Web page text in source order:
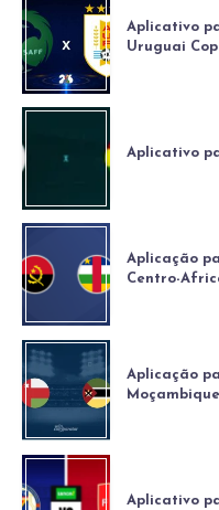
Aplicativo
Uruguai
Aplicativo
Aplicação
Centro-
Aplicação
Moçambique
Aplicativo